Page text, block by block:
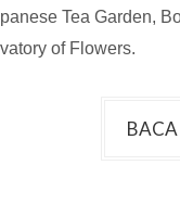
Tea Garden,
of Flowers.
BACA